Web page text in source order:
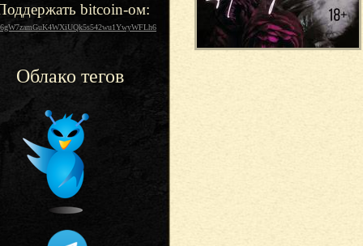
bitcoin-ом:
Облако тегов